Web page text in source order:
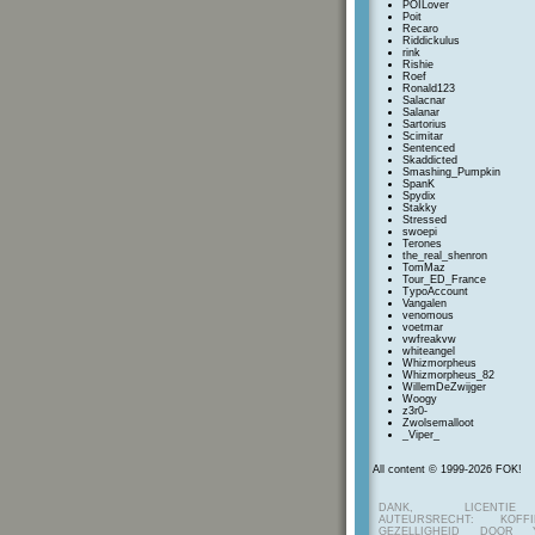
POILover
Poit
Recaro
Riddickulus
rink
Rishie
Roef
Ronald123
Salacnar
Salanar
Sartorius
Scimitar
Sentenced
Skaddicted
Smashing_Pumpkin
SpanK
Spydix
Stakky
Stressed
swoepi
Terones
the_real_shenron
TomMaz
Tour_ED_France
TypoAccount
Vangalen
venomous
voetmar
vwfreakvw
whiteangel
Whizmorpheus
Whizmorpheus_82
WillemDeZwijger
Woogy
z3r0-
Zwolsemalloot
_Viper_
All content © 1999-2026 FOK!
DANK,
AUTEURSRECHT:
GEZELLIGHEID DOOR